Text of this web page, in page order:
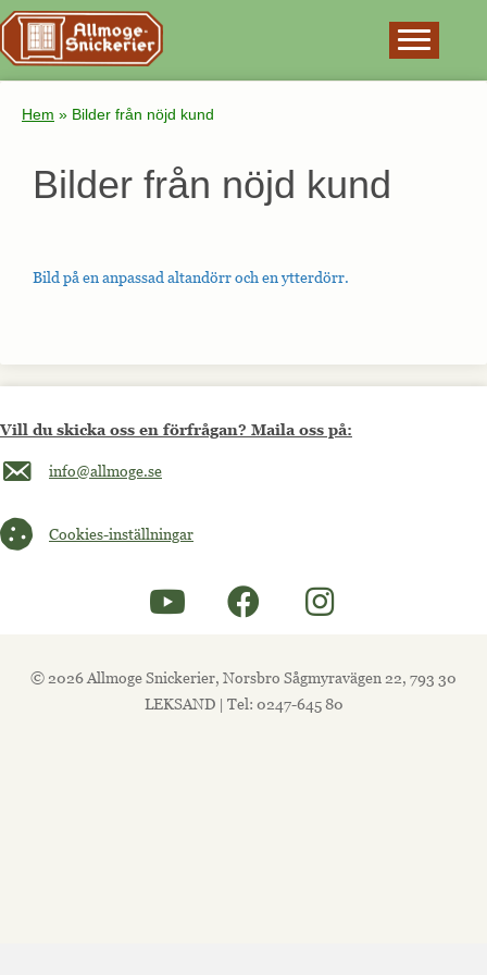
Hem » Bilder från nöjd kund
Bilder från nöjd kund
Bild på en anpassad altandörr och en ytterdörr.
Vill du skicka oss en förfrågan? Maila oss på:
Maila oss på info@allmoge.se
info@allmoge.se
Cookies-inställningar
Cookies-inställningar
© 2026 Allmoge Snickerier, Norsbro Sågmyravägen 22, 793 30
LEKSAND | Tel: 0247-645 80